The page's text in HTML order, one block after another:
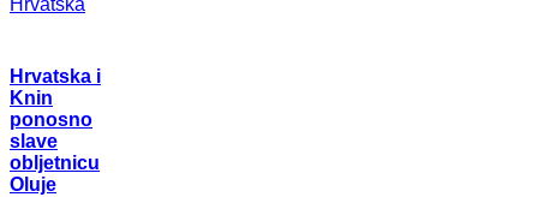
Hrvatska i
Knin
ponosno
slave
obljetnicu
Oluje